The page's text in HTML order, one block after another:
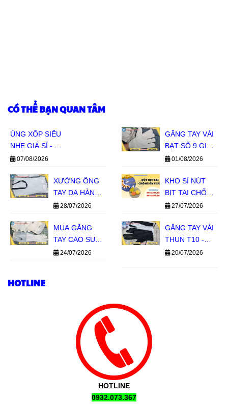
CÓ THỂ BẠN QUAN TÂM
ỦNG XỐP SIÊU
NHẸ GIÁ SỈ - ĐỦ
SIZE ĐỦ MÀU
07/08/2026
GĂNG TAY VẢI
BẠT SỐ 9 GIÁ
SỈ - HÀNG SẴN
NHANH
01/08/2026
XƯỞNG ỐNG
TAY DA HÀN
GIÁ SỈ TPHCM
28/07/2026
KHO SỈ NÚT
BỊT TAI CHỐNG
ỒN SILICON 1
GIÁ SỈ MIỀN
NAM
27/07/2026
MUA GĂNG
TAY CAO SU
CON HƯƠU
24/07/2026
GĂNG TAY VẢI
THUN T10 -
BỀN TAY, GIÁ
20/07/2026
HOTLINE
HOTLINE
0932.073.367